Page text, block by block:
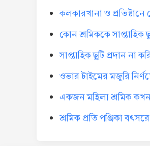
কলকারখানা ও প্রতিষ্টানে
কোন শ্রমিককে সাপ্তাহিক
সাপ্তাহিক ছুটি প্রদান
ওভার টাইমের মজুরি
একজন মহিলা শ্রমিক
শ্রমিক প্রতি পঞ্জিকা